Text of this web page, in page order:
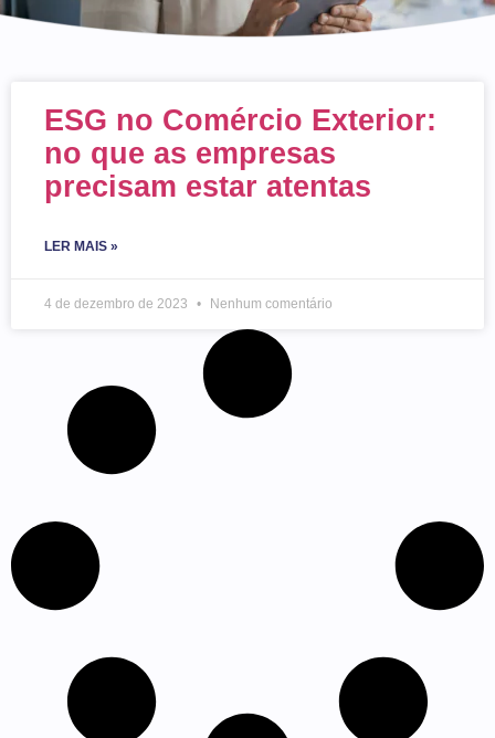
ESG no Comércio Exterior:
no que as empresas
precisam estar atentas
LER MAIS »
4 de dezembro de 2023 Nenhum comentário